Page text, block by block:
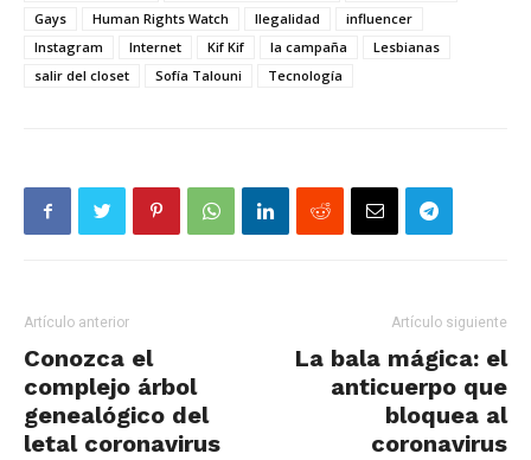
Gays Human Rights Watch Ilegalidad
influencer
Instagram
Internet Kif Kif la campaña
Lesbianas
salir del closet
Sofía Talouni Tecnología
Artículo anterior
Conozca el
complejo árbol
genealógico del
letal coronavirus
Artículo siguiente
La bala mágica: el
anticuerpo que
bloquea al
coronavirus